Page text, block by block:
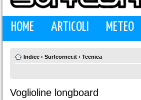
HOME ARTICOLI METEO
Indice ‹ Surfcorner.it ‹ Tecnica
Voglioline longboard